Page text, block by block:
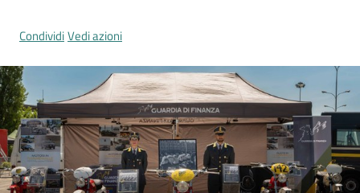
Cosa facciamo
Comunicazione
e media
CondividiVedi azioni